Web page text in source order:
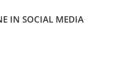
IN SOCIAL MEDIA